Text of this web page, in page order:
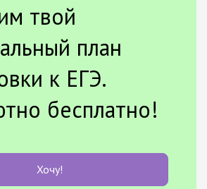
твой
план
к ЕГЭ.
бесплатно!
Хочу!